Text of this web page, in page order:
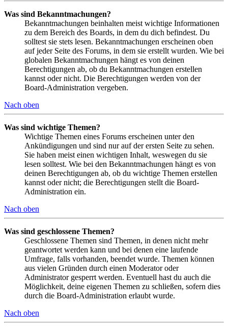
Was sind Bekanntmachungen?
Bekanntmachungen beinhalten meist wichtige Informationen
zu dem Bereich des Boards, in dem du dich befindest. Du
solltest sie stets lesen. Bekanntmachungen erscheinen oben
auf jeder Seite des Forums, in dem sie erstellt wurden. Wie bei
globalen Bekanntmachungen hängt es von deinen
Berechtigungen ab, ob du Bekanntmachungen erstellen
kannst oder nicht. Die Berechtigungen werden von der
Board-Administration vergeben.
Nach oben
Was sind wichtige Themen?
Wichtige Themen eines Forums erscheinen unter den
Ankündigungen und sind nur auf der ersten Seite zu sehen.
Sie haben meist einen wichtigen Inhalt, weswegen du sie
lesen solltest. Wie bei den Bekanntmachungen hängt es von
deinen Berechtigungen ab, ob du wichtige Themen erstellen
kannst oder nicht; die Berechtigungen stellt die Board-
Administration ein.
Nach oben
Was sind geschlossene Themen?
Geschlossene Themen sind Themen, in denen nicht mehr
geantwortet werden kann und bei denen eine laufende
Umfrage, falls vorhanden, beendet wurde. Themen können
aus vielen Gründen durch einen Moderator oder
Administrator gesperrt werden. Eventuell hast du auch die
Möglichkeit, deine eigenen Themen zu schließen, sofern dies
durch die Board-Administration erlaubt wurde.
Nach oben